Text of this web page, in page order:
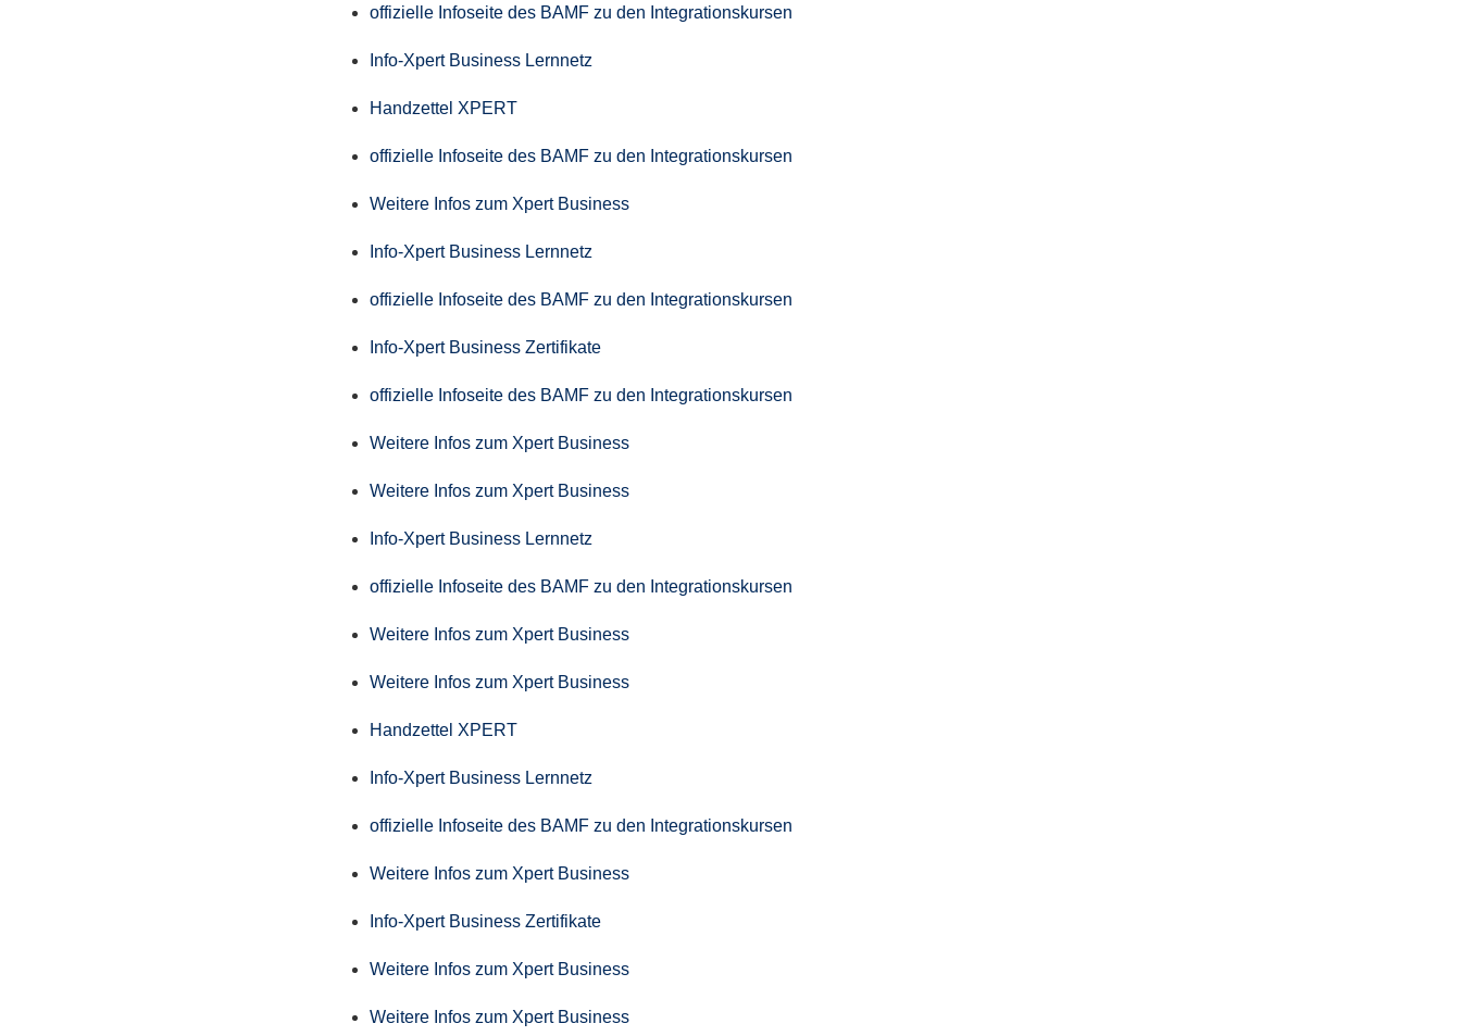
offizielle Infoseite des BAMF zu den Integrationskursen
Info-Xpert Business Lernnetz
Handzettel XPERT
offizielle Infoseite des BAMF zu den Integrationskursen
Weitere Infos zum Xpert Business
Info-Xpert Business Lernnetz
offizielle Infoseite des BAMF zu den Integrationskursen
Info-Xpert Business Zertifikate
offizielle Infoseite des BAMF zu den Integrationskursen
Weitere Infos zum Xpert Business
Weitere Infos zum Xpert Business
Info-Xpert Business Lernnetz
offizielle Infoseite des BAMF zu den Integrationskursen
Weitere Infos zum Xpert Business
Weitere Infos zum Xpert Business
Handzettel XPERT
Info-Xpert Business Lernnetz
offizielle Infoseite des BAMF zu den Integrationskursen
Weitere Infos zum Xpert Business
Info-Xpert Business Zertifikate
Weitere Infos zum Xpert Business
Weitere Infos zum Xpert Business